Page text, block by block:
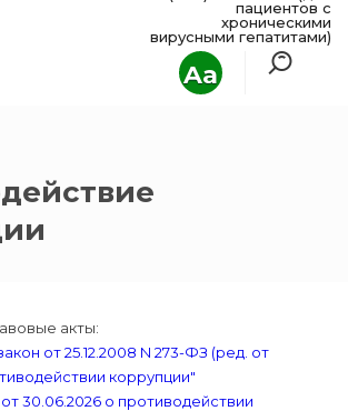
Aa
пациентов с
хроническими
вирусными гепатитами)
акты:
от 25.12.2008 N 273-ФЗ (ред. от
коррупции"
30.06.2026 о противодействии